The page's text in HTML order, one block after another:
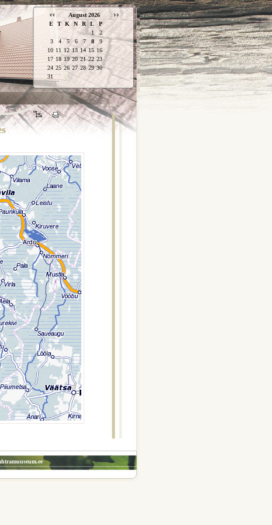
August 2026
E
T K N R L
P
1
2
3
4 5 6 7 8
9
10 11 12 13 14 15 16
17 18 19 20 21 22 23
24 25 26 27 28 29 30
31